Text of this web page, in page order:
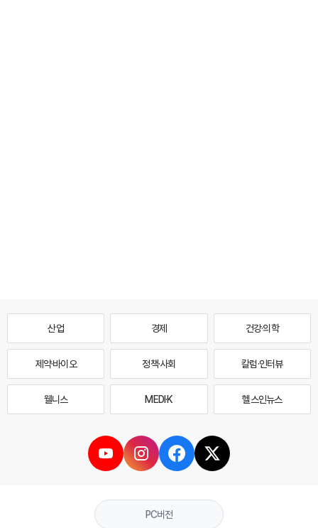
산업 경제 건강·의학
제약·바이오 정책·사회 칼럼·인터뷰
웰니스 MEDI·K 헬스인뉴스
PC버전